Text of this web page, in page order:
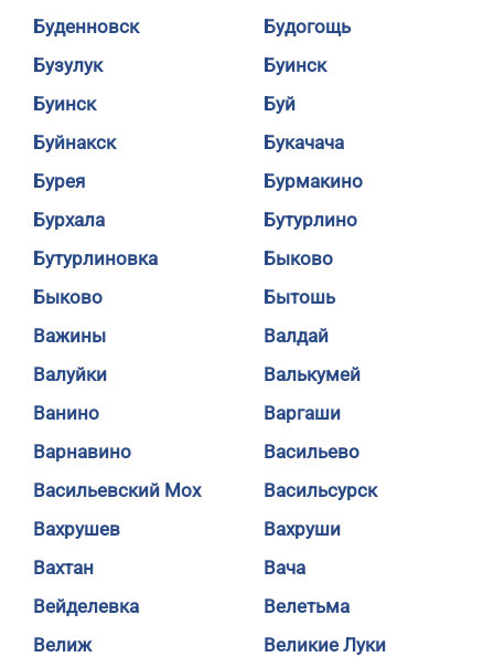
Буденновск
Будогощь
Бузулук
Буинск
Буинск
Буй
Буйнакск
Букачача
Бурея
Бурмакино
Бурхала
Бутурлино
Бутурлиновка
Быково
Быково
Бытошь
Важины
Валдай
Валуйки
Валькумей
Ванино
Варгаши
Варнавино
Васильево
Васильевский Мох
Васильсурск
Вахрушев
Вахруши
Вахтан
Вача
Вейделевка
Велетьма
Велиж
Великие Луки